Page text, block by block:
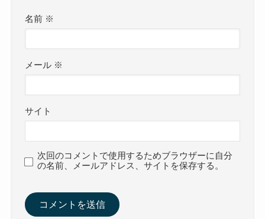
名前 ※
メール ※
サイト
次回のコメントで使用するためブラウザーに自分
の名前、メールアドレス、サイトを保存する。